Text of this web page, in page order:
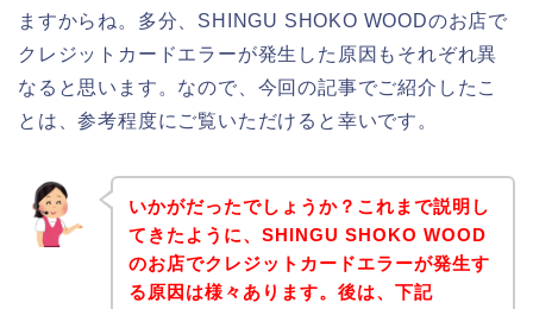
ますからね。多分、SHINGU SHOKO WOODのお店で
クレジットカードエラーが発生した原因もそれぞれ異
なると思います。なので、今回の記事でご紹介したこ
とは、参考程度にご覧いただけると幸いです。
いかがだったでしょうか？これまで説明し
てきたように、SHINGU SHOKO WOOD
のお店でクレジットカードエラーが発生す
る原因は様々あります。後は、下記